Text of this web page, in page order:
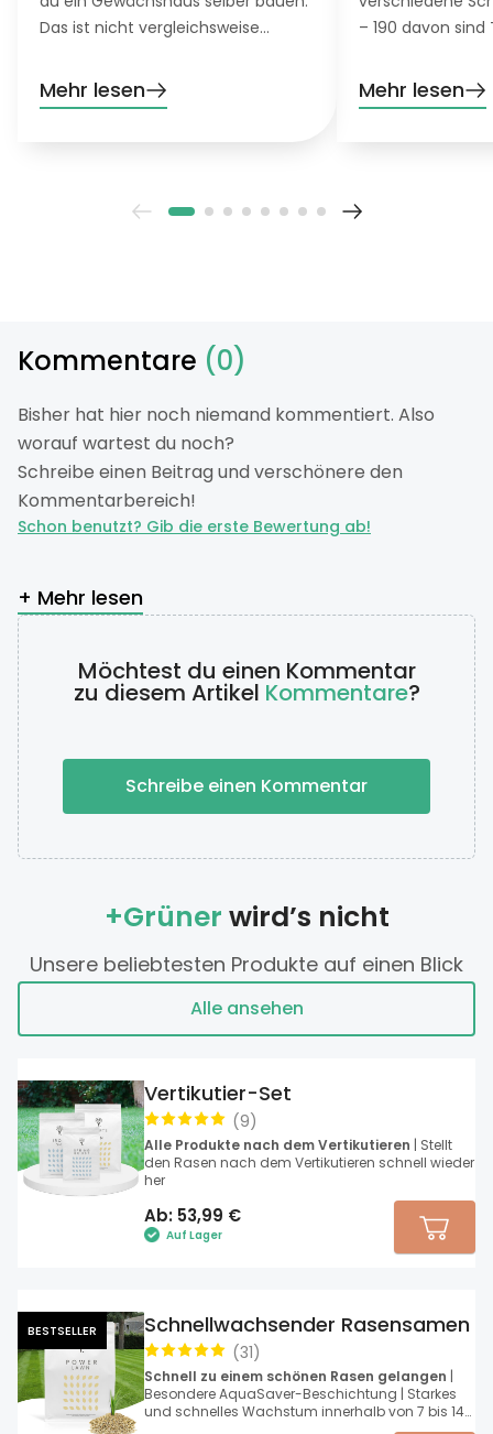
Das ist nicht vergleichsweise
Pflanzen einen genau so schönen
Ort zum Wachsen und Gedeihen
Mehr lesen
– 190 davon
Mehr lesen
Kommentare (0)
Bisher hat hier noch niemand kommentiert. Also
worauf wartest du noch?
Schreibe einen Beitrag und verschönere den
Kommentarbereich!
Schon benutzt? Gib die erste Bewertung ab!
+ Mehr lesen
Möchtest du einen Kommentar
zu diesem Artikel Kommentare?
Schreibe einen Kommentar
+Grüner wird’s nicht
Unsere beliebtesten Produkte auf einen Blick
Alle ansehen
(9)
Vertikutier-Set
Alle Produkte nach dem Vertikutieren | Stellt
den Rasen nach dem Vertikutieren schnell wieder
her
Ab: 53,99 €
Auf Lager
BESTSELLER
(31)
Schnellwachsender Rasensamen
Schnell zu einem schönen Rasen gelangen |
Besondere AquaSaver-Beschichtung | Starkes
und schnelles Wachstum innerhalb von 7 bis 14